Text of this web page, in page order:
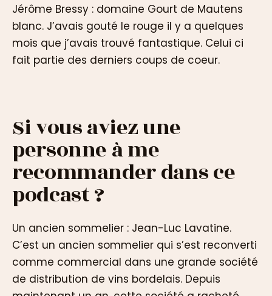
Jérôme Bressy : domaine Gourt de Mautens
blanc. J’avais gouté le rouge il y a quelques
mois que j’avais trouvé fantastique. Celui ci
fait partie des derniers coups de coeur.
Si vous aviez une
personne à me
recommander dans ce
podcast ?
Un ancien sommelier : Jean-Luc Lavatine.
C’est un ancien sommelier qui s’est reconverti
comme commercial dans une grande société
de distribution de vins bordelais. Depuis